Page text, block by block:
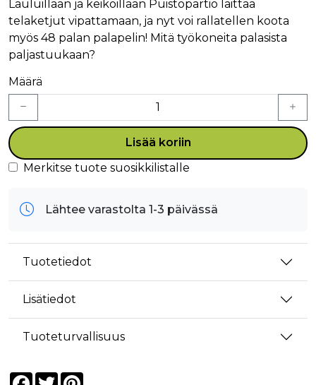
Lauluillaan ja keikoillaan Puistopartio laittaa
telaketjut vipattamaan, ja nyt voi rallatellen koota
myös 48 palan palapelin! Mitä työkoneita palasista
paljastuukaan?
Määrä
Lisää koriin
Merkitse tuote suosikkilistalle
Lähtee varastolta 1-3 päivässä
Tuotetiedot
Lisätiedot
Tuoteturvallisuus
Facebook
Twitter